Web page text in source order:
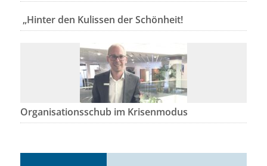
„Hinter den Kulissen der Schönheit!
Organisationsschub im Krisenmodus